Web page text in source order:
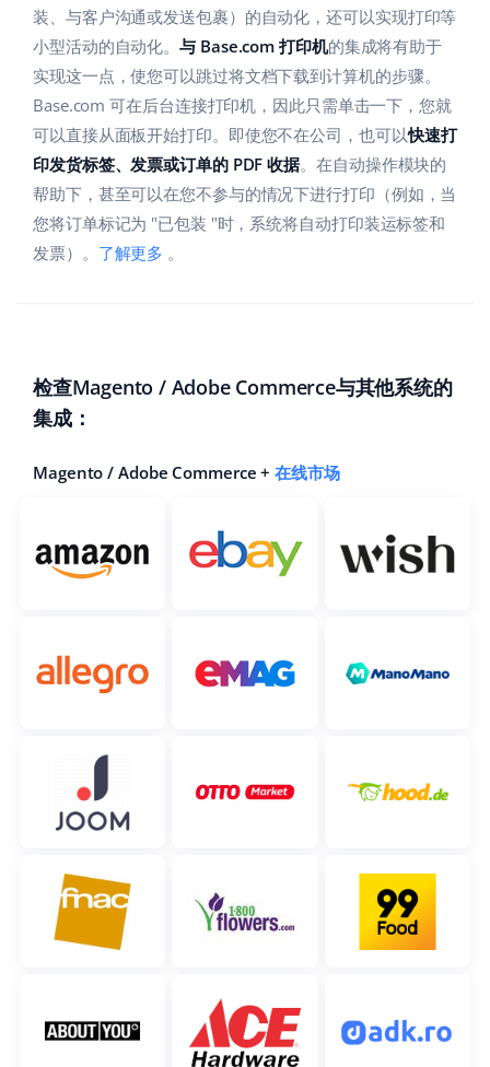
发货管理
工作流程自动化
Base Connect
电子产品
汽车零部件
超市
健康与美容
时尚
服务
账户审计
其他
合作与合作伙伴
english (IN)
čeština
deutsch
Ελληνικά
español (AR)
Italiano
română
装、与客户沟通或发送包裹）的自动化，还可以实现打印等
小型活动的自动化。与 Base.com 打印机的集成将有助于
实现这一点，使您可以跳过将文档下载到计算机的步骤。
Base.com 可在后台连接打印机，因此只需单击一下，您就
可以直接从面板开始打印。即使您不在公司，也可以快速打
印发货标签、发票或订单的 PDF 收据。在自动操作模块的
帮助下，甚至可以在您不参与的情况下进行打印（例如，当
您将订单标记为 "已包装 "时，系统将自动打印装运标签和
发票）。 了解更多 。
检查Magento / Adobe Commerce与其他系统的
集成：
Magento / Adobe Commerce +在线市场